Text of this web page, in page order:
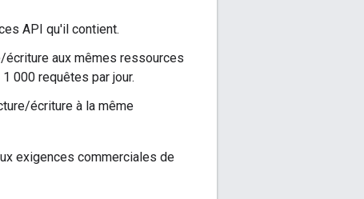
API qu'il contient.
écriture aux mêmes ressources
000 requêtes par jour.
écriture à la même
exigences commerciales de